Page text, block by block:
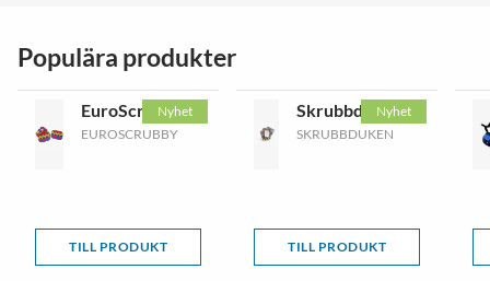
Populära produkter
Nyhet
EuroScrubby
EUROSCRUBBY
TILL PRODUKT
Nyhet
Skrubbduken
SKRUBBDUKEN
TILL PRODUKT